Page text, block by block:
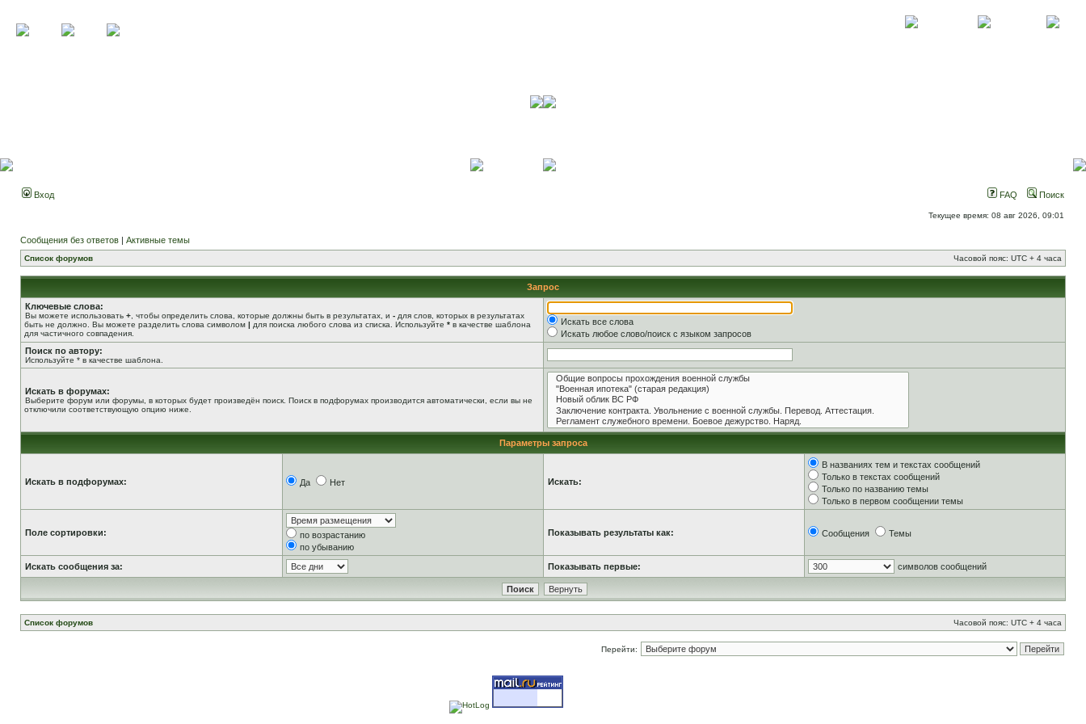
Вход FAQ Поиск
Текущее время: 08 авг 2026, 09:01
Сообщения без ответов | Активные темы
Список форумов Часовой пояс: UTC + 4 часа
Запрос
Ключевые слова:
Вы можете использовать + , чтобы определить слова, которые должны быть в результатах, и - для слов, которых в результатах
быть не должно. Вы можете разделить слова символом | для поиска любого слова из списка. Используйте * в качестве шаблона
для частичного совпадения.
Искать все слова
Искать любое слово/поиск с языком запросов
Поиск по автору:
Используйте * в качестве шаблона.
Искать в форумах:
Выберите форум или форумы, в которых будет произведён поиск. Поиск в подфорумах производится автоматически, если вы не
отключили соответствующую опцию ниже.
Параметры запроса
Искать в подфорумах: Да Нет Искать:
В названиях тем и текстах сообщений
Только в текстах сообщений
Только по названию темы
Только в первом сообщении темы
Поле сортировки:
по возрастанию
по убыванию
Показывать результаты как: Сообщения Темы
Искать сообщения за: Показывать первые: символов сообщений
Список форумов Часовой пояс: UTC + 4 часа
Перейти: